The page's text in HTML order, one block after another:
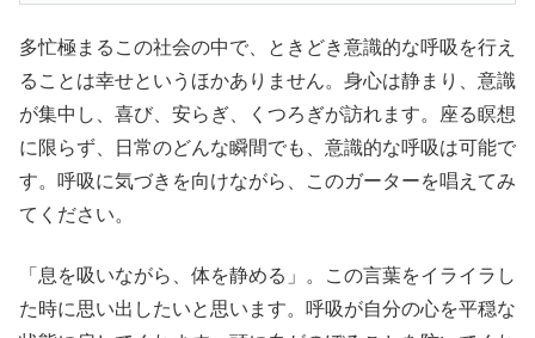
多忙極まるこの社会の中で、ときどき意識的な呼吸を行え
ることは幸せというほかありません。身心は静まり、意識
が集中し、喜び、安らぎ、くつろぎが訪れます。座る瞑想
に限らず、日常のどんな瞬間でも、意識的な呼吸は可能で
す。呼吸に気づきを向けながら、このガーターを唱えてみ
てください。
「息を吸いながら、体を静める」。この言葉をイライラし
た時に思い出したいと思います。呼吸が自分の心を平穏な